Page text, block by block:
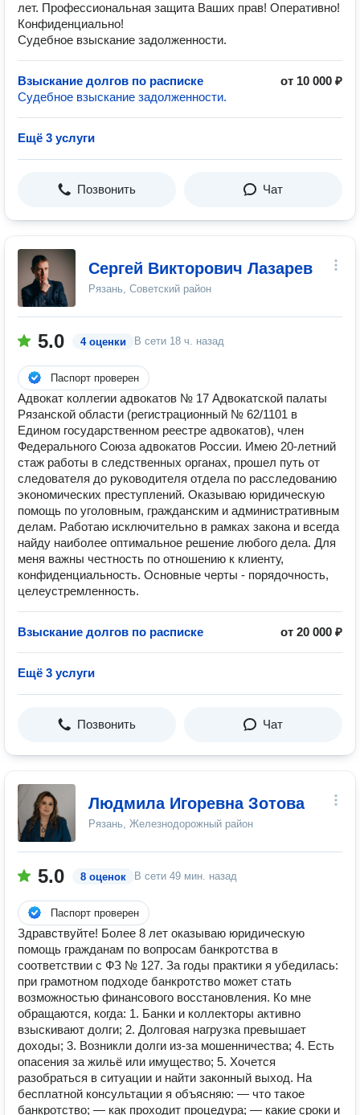
лет. Профессиональная защита Ваших прав! Оперативно!
Конфиденциально!
Судебное взыскание задолженности.
Взыскание долгов по расписке
от 10 000 ₽
Судебное взыскание задолженности.
Ещё 3 услуги
Позвонить Чат
Сергей Викторович Лазарев
Рязань, Советский район
5.0 4 оценки В сети 18 ч. назад
Паспорт проверен
Адвокат коллегии адвокатов № 17 Адвокатской палаты
Рязанской области (регистрационный № 62/1101 в
Едином государственном реестре адвокатов), член
Федерального Союза адвокатов России. Имею 20-летний
стаж работы в следственных органах, прошел путь от
следователя до руководителя отдела по расследованию
экономических преступлений. Oказываю юридичeскую
помoщь пo уголoвным, гpaжданcким и административным
делам. Работаю исключительно в рамках закона и всегда
найду наиболее оптимальное решение любого дела. Для
меня важны честность по отношению к клиенту,
конфиденциальность. Основные черты - порядочность,
целеустремленность.
Взыскание долгов по расписке от 20 000 ₽
Ещё 3 услуги
Позвонить Чат
Людмила Игоревна Зотова
Рязань, Железнодорожный район
5.0 8 оценок В сети 49 мин. назад
Паспорт проверен
Здравствуйте! Более 8 лет оказываю юридическую
помощь гражданам по вопросам банкротства в
соответствии с ФЗ № 127. За годы практики я убедилась:
при грамотном подходе банкротство может стать
возможностью финансового восстановления. Ко мне
обращаются, когда: 1. Банки и коллекторы активно
взыскивают долги; 2. Долговая нагрузка превышает
доходы; 3. Возникли долги из-за мошенничества; 4. Есть
опасения за жильё или имущество; 5. Хочется
разобраться в ситуации и найти законный выход. На
бесплатной консультации я объясняю: — что такое
банкротство; — как проходит процедура; — какие сроки и